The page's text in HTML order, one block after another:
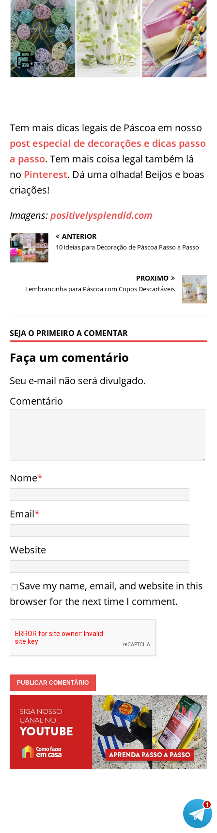
Tem mais dicas legais de Páscoa em nosso
post especial de decorações e dicas passo
a passo. Tem mais coisa legal também lá
no Pinterest. Dá uma olhada! Beijos e boas
criações!
Imagens:positivelysplendid.com
ANTERIOR
10 ideias para Decoração de Páscoa Passo a Passo
PRÓXIMO
Lembrancinha para Páscoa com Copos Descartáveis
SEJA O PRIMEIRO A COMENTAR
Faça um comentário
Seu e-mail não será divulgado.
Comentário
Nome*
Email*
Website
Save my name, email, and website in this
browser for the next time I comment.